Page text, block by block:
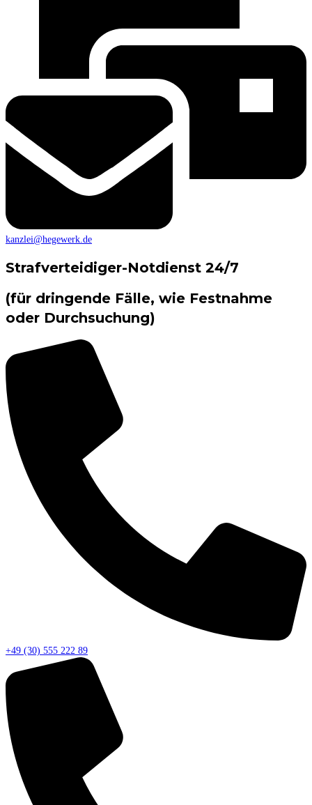
kanzlei@hegewerk.de
Strafverteidiger-Notdienst 24/7
(für dringende Fälle, wie Festnahme
oder Durchsuchung)
+49 (30) 555 222 89